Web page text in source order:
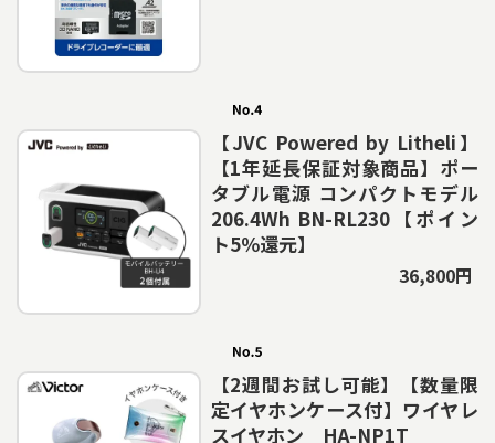
【JVC Powered by Litheli】
【1年延長保証対象商品】ポー
タブル電源 コンパクトモデル
206.4Wh BN-RL230【ポイン
ト5％還元】
36,800円
【2週間お試し可能】【数量限
定イヤホンケース付】ワイヤレ
スイヤホン HA-NP1T